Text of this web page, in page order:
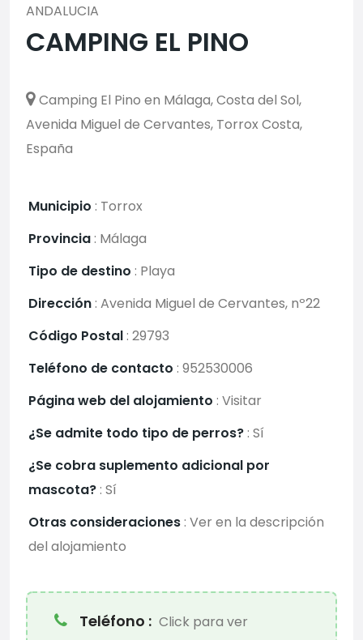
ANDALUCIA
CAMPING EL PINO
Camping El Pino en Málaga, Costa del Sol,
Avenida Miguel de Cervantes, Torrox Costa,
España
Municipio : Torrox
Provincia : Málaga
Tipo de destino : Playa
Dirección : Avenida Miguel de Cervantes, nº22
Código Postal : 29793
Teléfono de contacto : 952530006
Página web del alojamiento : Visitar
¿Se admite todo tipo de perros? : Sí
¿Se cobra suplemento adicional por
mascota? : Sí
Otras consideraciones : Ver en la descripción
del alojamiento
Teléfono : Click para ver